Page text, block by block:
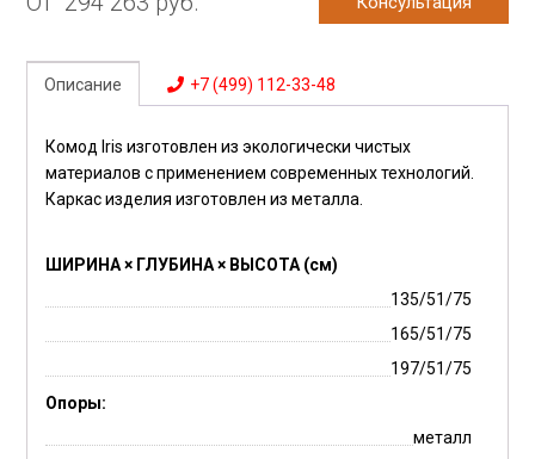
Описание +7 (499) 112-33-48
Комод Iris изготовлен из экологически чистых
материалов с применением современных технологий.
Каркас изделия изготовлен из металла.
ШИРИНА × ГЛУБИНА × ВЫСОТА (см)
135/51/75
165/51/75
197/51/75
Опоры:
металл